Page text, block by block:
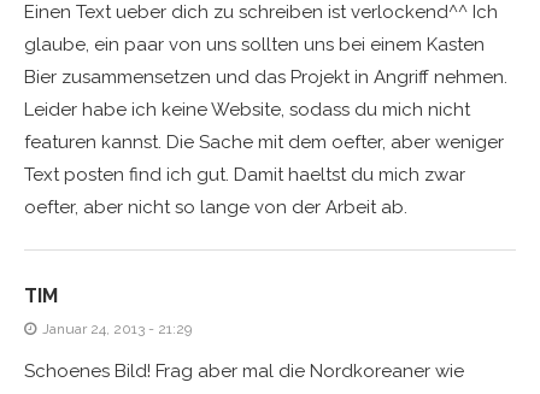
Einen Text ueber dich zu schreiben ist verlockend^^ Ich
glaube, ein paar von uns sollten uns bei einem Kasten
Bier zusammensetzen und das Projekt in Angriff nehmen.
Leider habe ich keine Website, sodass du mich nicht
featuren kannst. Die Sache mit dem oefter, aber weniger
Text posten find ich gut. Damit haeltst du mich zwar
oefter, aber nicht so lange von der Arbeit ab.
TIM
Januar 24, 2013 - 21:29
Schoenes Bild! Frag aber mal die Nordkoreaner wie